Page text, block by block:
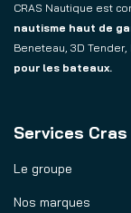
CRAS Nautique est
nautisme haut de
Beneteau, 3D
pour les bateaux.
Services Cras
Le groupe
Nos marques